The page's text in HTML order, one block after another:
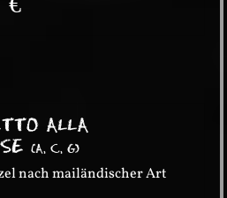
ALLA
(A, C, G)
nach mailändischer Art